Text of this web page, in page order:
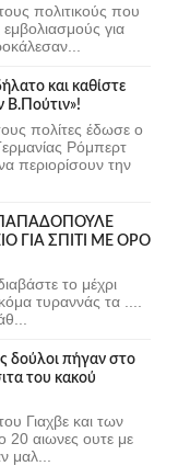
πολιτικούς που
εμβολιασμούς για
και καθίστε
Β.Πούτιν»!
πολίτες έδωσε ο
Ρόμπερτ
περιορίσουν την
ΠΑΠΑΔΟΠΟΥΛΕ
ΓΙΑ ΣΠΙΤΙ ΜΕ ΟΡΟ
το μέχρι
τυραννάς τα ....
δούλοι πήγαν στο
του κακού
Γιαχβε και των
αιωνες ουτε με
μαλ...